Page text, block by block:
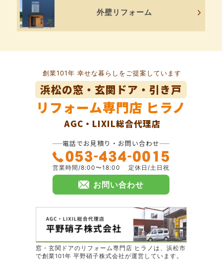
外壁リフォーム
創業101年 幸せな暮らしをご提案しています
浜松の窓・玄関ドア・引き戸
リフォーム専門店 ヒラノ
AGC・LIXIL総合代理店
電話でお見積り・お問い合わせ
営業時間/8:00〜18:00 定休日/土日祝
お問い合わせ
窓・玄関ドアのリフォーム専門店 ヒラノは、浜松市
で創業101年 平野硝子株式会社が運営しています。